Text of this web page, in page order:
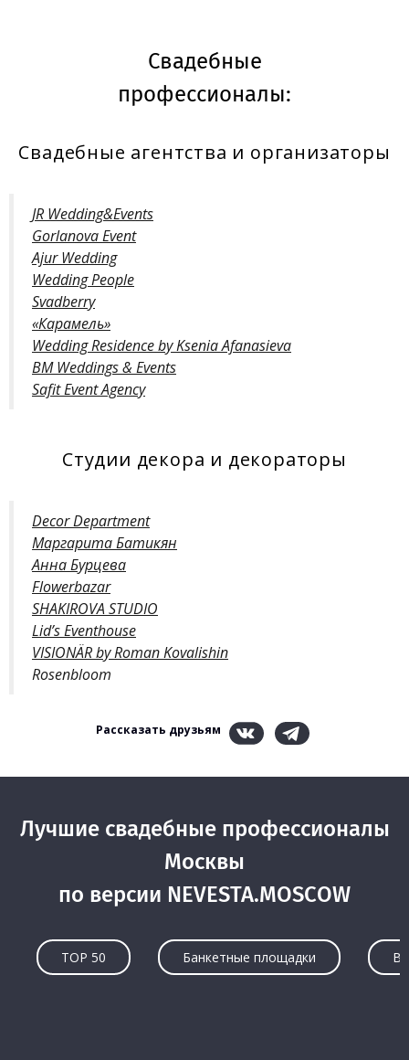
Свадебные
профессионалы:
Свадебные агентства и организаторы
JR Wedding&Events
Gorlanova Event
Ajur Wedding
Wedding People
Svadberry
«Карамель»
Wedding Residence by Ksenia Afanasieva
BM Weddings & Events
Safit Event Agency
Студии декора и декораторы
Decor Department
Маргарита Батикян
Анна Бурцева
Flowerbazar
SHAKIROVA STUDIO
Lid’s Eventhouse
VISIONÄR by Roman Kovalishin
Rosenbloom
Рассказать друзьям
Лучшие свадебные профессионалы
Москвы
по версии NEVESTA.MOSCOW
TOP 50 Банкетные площадки